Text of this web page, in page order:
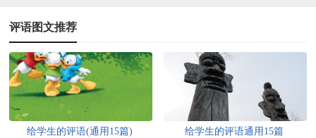
评语图文推荐
给学生的评语(通用15篇) 给学生的评语通用15篇